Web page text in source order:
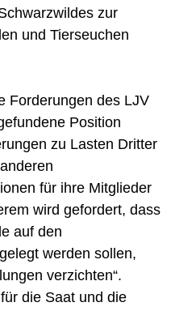
zur
und Tierseuchen
Forderungen des LJV
Position
zu Lasten Dritter
für ihre Mitglieder
wird gefordert, dass
auf den
werden sollen,
verzichten“.
die Saat und die